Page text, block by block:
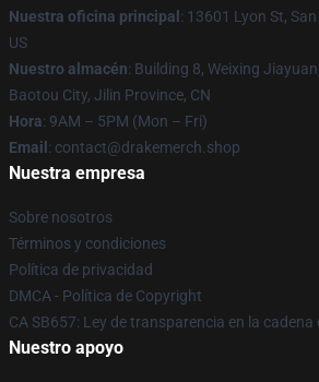
Nuestra oficina principal : 13601 Lyon St,
US
Nuestro almacén: Building 8, Weixing
Baotou City, Jilin Province, CN
Hora: 9AM – 5PM (Mon – Fri)
Email : contact@drakemerch.shop
Nuestra empresa
Sobre nosotros
Términos y condiciones
Política de privacidad
DMCA - Política de Copyright
CA SB657: Ley de transparencia en la
Nuestro apoyo